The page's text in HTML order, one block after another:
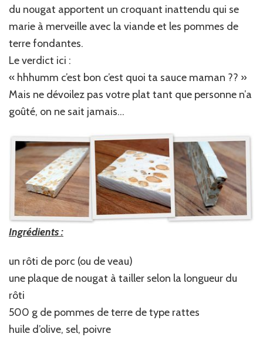
du nougat apportent un croquant inattendu qui se
marie à merveille avec la viande et les pommes de
terre fondantes.
Le verdict ici :
« hhhumm c’est bon c’est quoi ta sauce maman ?? »
Mais ne dévoilez pas votre plat tant que personne n’a
goûté, on ne sait jamais…
Ingrédients :
un rôti de porc (ou de veau)
une plaque de nougat à tailler selon la longueur du
rôti
500 g de pommes de terre de type rattes
huile d’olive, sel, poivre